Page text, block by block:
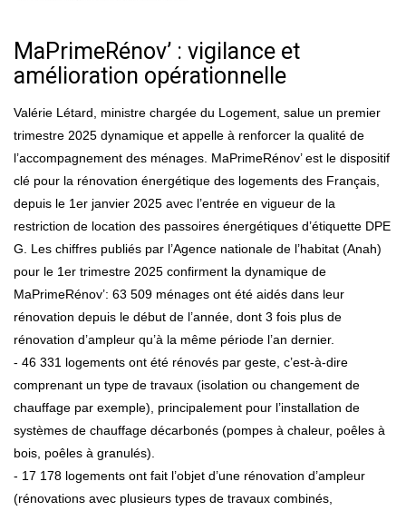
MaPrimeRénov’ : vigilance et
amélioration opérationnelle
Valérie Létard, ministre chargée du Logement, salue un premier
trimestre 2025 dynamique et appelle à renforcer la qualité de
l’accompagnement des ménages. MaPrimeRénov’ est le dispositif
clé pour la rénovation énergétique des logements des Français,
depuis le 1er janvier 2025 avec l’entrée en vigueur de la
restriction de location des passoires énergétiques d’étiquette DPE
G. Les chiffres publiés par l’Agence nationale de l’habitat (Anah)
pour le 1er trimestre 2025 confirment la dynamique de
MaPrimeRénov’: 63 509 ménages ont été aidés dans leur
rénovation depuis le début de l’année, dont 3 fois plus de
rénovation d’ampleur qu’à la même période l’an dernier.
- 46 331 logements ont été rénovés par geste, c’est-à-dire
comprenant un type de travaux (isolation ou changement de
chauffage par exemple), principalement pour l’installation de
systèmes de chauffage décarbonés (pompes à chaleur, poêles à
bois, poêles à granulés).
- 17 178 logements ont fait l’objet d’une rénovation d’ampleur
(rénovations avec plusieurs types de travaux combinés,